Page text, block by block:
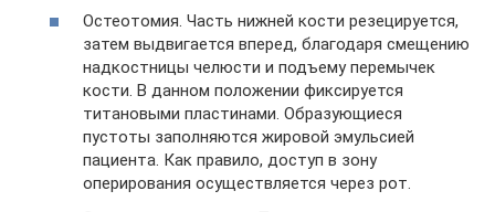
Остеотомия. Часть нижней кости резецируется,
затем выдвигается вперед, благодаря смещению
надкостницы челюсти и подъему перемычек
кости. В данном положении фиксируется
титановыми пластинами. Образующиеся
пустоты заполняются жировой эмульсией
пациента. Как правило, доступ в зону
оперирования осуществляется через рот.